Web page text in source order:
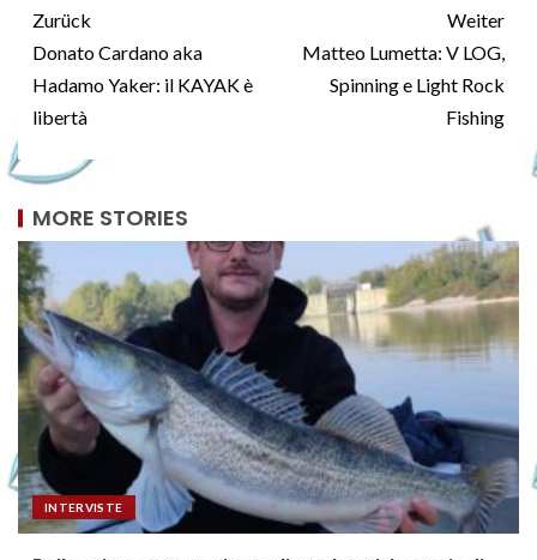
Zurück
Donato Cardano aka
Hadamo Yaker: il KAYAK è
libertà
Weiter
Matteo Lumetta: V LOG,
Spinning e Light Rock
Fishing
MORE STORIES
INTERVISTE